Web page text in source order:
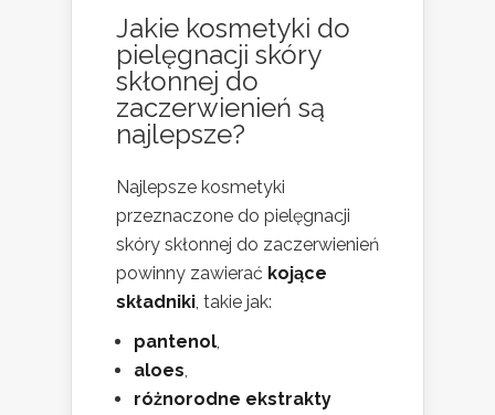
Jakie kosmetyki do
pielęgnacji skóry
skłonnej do
zaczerwienień są
najlepsze?
Najlepsze kosmetyki
przeznaczone do pielęgnacji
skóry skłonnej do zaczerwienień
powinny zawierać kojące
składniki , takie jak:
pantenol
aloes
różnorodne ekstrakty